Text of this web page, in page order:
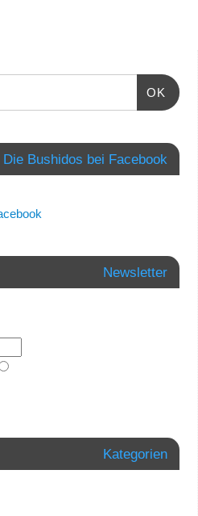
OK
Die Bushidos bei Facebook
Newsletter
Kategorien